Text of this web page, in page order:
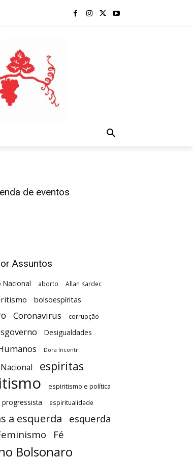
de eventos
Assuntos
Nacional aborto Allan Kardec
bolsoespíritas
Coronavirus corrupção
Desigualdades
Dora Incontri
espiritas
espiritismo e política
espiritualidade
a esquerda esquerda
Fé
Bolsonaro